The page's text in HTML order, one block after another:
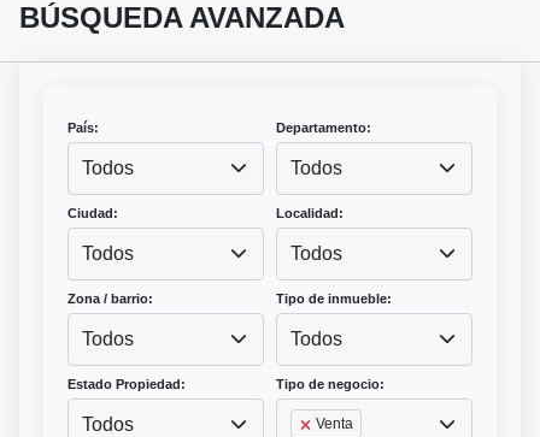
BÚSQUEDA AVANZADA
País:
Todos
Departamento:
Todos
Ciudad:
Todos
Localidad:
Todos
Zona / barrio:
Todos
Tipo de inmueble:
Todos
Estado Propiedad:
Todos
Tipo de negocio:
Venta